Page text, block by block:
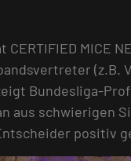
MICE
(z.B.
Bundesliga-
aus schwierigen
positiv